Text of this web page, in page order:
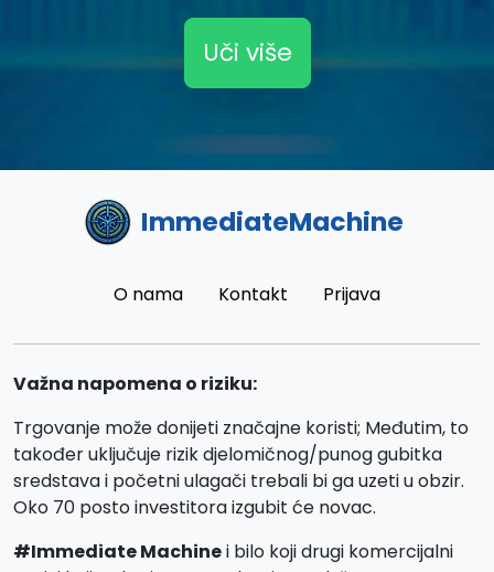
Uči više
ImmediateMachine
O nama Kontakt Prijava
Važna napomena o riziku:
Trgovanje može donijeti značajne koristi; Međutim, to
također uključuje rizik djelomičnog/punog gubitka
sredstava i početni ulagači trebali bi ga uzeti u obzir.
Oko 70 posto investitora izgubit će novac.
#Immediate Machinei bilo koji drugi komercijalni